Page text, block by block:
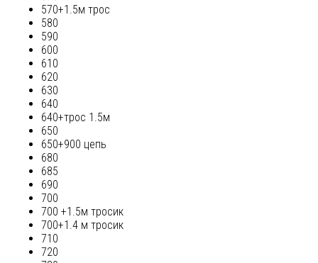
570+1.5м трос
580
590
600
610
620
630
640
640+трос 1.5м
650
650+900 цепь
680
685
690
700
700 +1.5м тросик
700+1.4 м тросик
710
720